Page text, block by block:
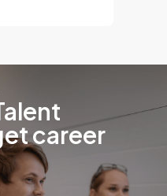
career